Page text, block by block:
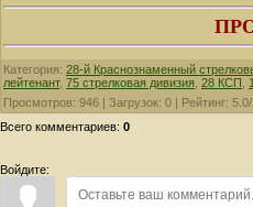
Категория: 28-й Краснознаменный
лейтенант, 75 стрелковая дивизия 28 КСП
Просмотров: 946 | Загрузок: 0 | Рейтинг: 5.0/
Всего комментариев: 0
Войдите: